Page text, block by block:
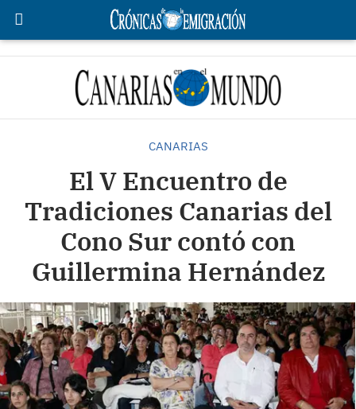
CANARIAS
El V Encuentro de
Tradiciones Canarias del
Cono Sur contó con
Guillermina Hernández